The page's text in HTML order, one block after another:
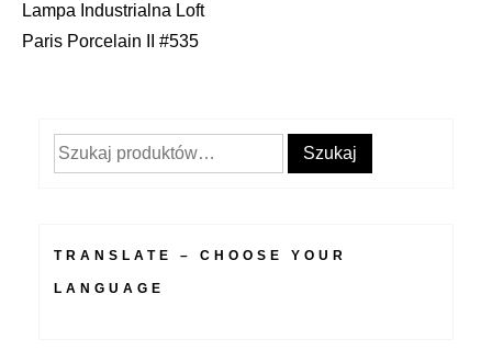
Nawigacja
Lampa Industrialna Loft
Paris Porcelain II #535
Szukaj: Szukaj
TRANSLATE – CHOOSE YOUR
LANGUAGE